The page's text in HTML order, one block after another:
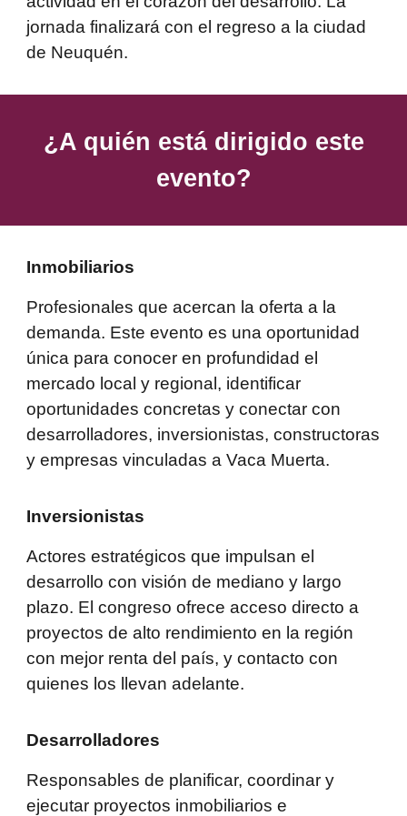
jornada finalizará con el regreso a la ciudad
de Neuquén.
¿A quién está dirigido este
evento?
Inmobiliarios
Profesionales que acercan la oferta a la
demanda. Este evento es una oportunidad
única para conocer en profundidad el
mercado local y regional, identificar
oportunidades concretas y conectar con
desarrolladores, inversionistas, constructoras
y empresas vinculadas a Vaca Muerta.
Inversionistas
Actores estratégicos que impulsan el
desarrollo con visión de mediano y largo
plazo. El congreso ofrece acceso directo a
proyectos de alto rendimiento en la región
con mejor renta del país, y contacto con
quienes los llevan adelante.
Desarrolladores
Responsables de planificar, coordinar y
ejecutar proyectos inmobiliarios e